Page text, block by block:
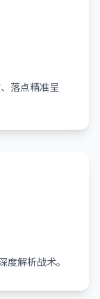
落点精准呈
解析战术。